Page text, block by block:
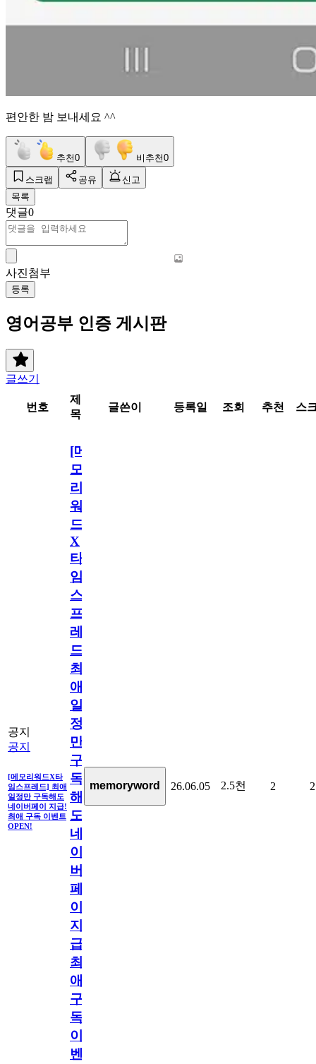
편안한 밤 보내세요 ^^
추천0 비추천0
스크랩 공유
신고
목록
댓글0
사진첨부
등록
영어공부 인증 게시판
글쓰기
번호
제
목
글쓴이 등록일 조회 추천 스
공지
공지
[메모리워드X타
임스프레드] 최애
일정만 구독해도
네이버페이 지급!
최애 구독 이벤트
OPEN!
[메
모
리
워
드
X
타
임
스
프
레
드]
최
애
일
정
만
구
독
해
도
네
이
버
페
이
지
급!
최
애
구
독
이
벤
memoryword 26.06.05 2.5천 2 2